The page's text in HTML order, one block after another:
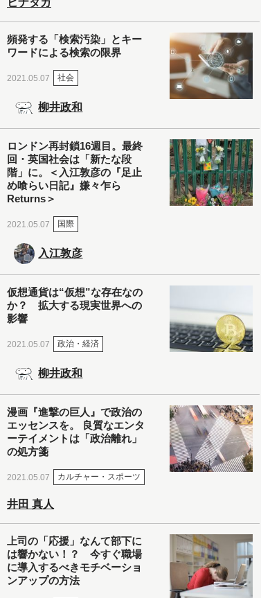
ヒナタカ
頻発する「検索汚染」とキー
ワードによる検索の限界
2021.05.07 社会
柳井政和
ロンドン再封鎖16週目。最終
回・英国社会は「新たな段
階」に。＜入江敦彦の『足止
め喰らい日記』嫌々乍ら
Returns＞
2021.05.07 国際
入江敦彦
仮想通貨は“仮想”な存在なの
か？ 拡大する現実世界への
影響
2021.05.07 政治・経済
柳井政和
漫画『進撃の巨人』で政治の
エッセンスを。 良質なエンタ
ーテイメントは「政治離れ」
の処方箋
2021.05.07 カルチャー・スポーツ
井田 真人
上司の「応援」なんて部下に
は響かない！？ 今すぐ職場
に導入するべきモチベーショ
ンアップの方法